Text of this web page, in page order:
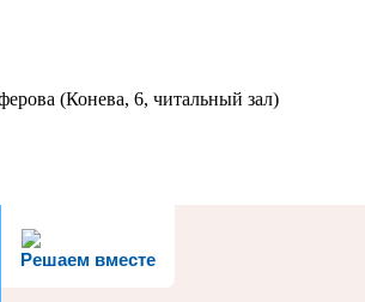
(Конева, 6, читальный зал)
Решаем вместе